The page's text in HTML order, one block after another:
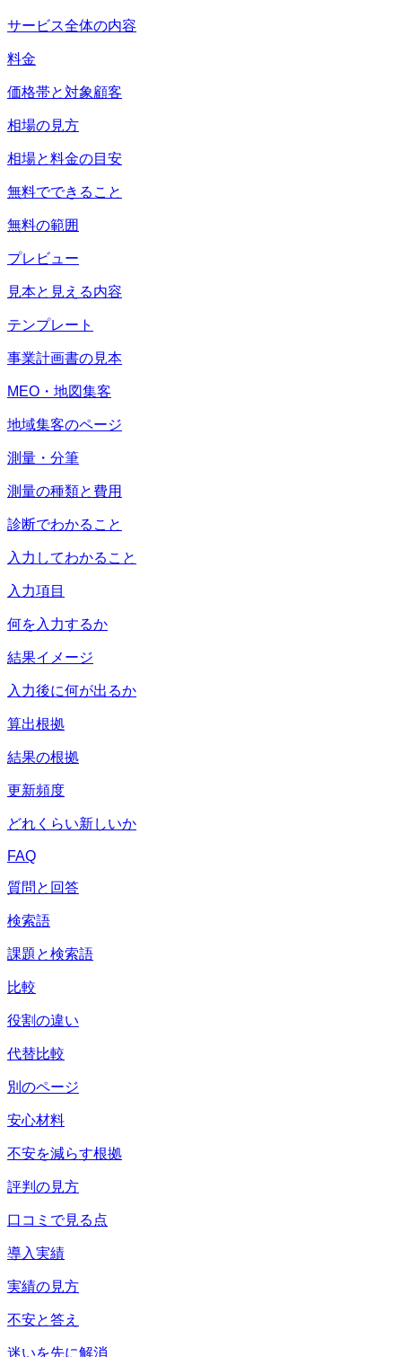
サービス全体の内容
料金
価格帯と対象顧客
相場の見方
相場と料金の目安
無料でできること
無料の範囲
プレビュー
見本と見える内容
テンプレート
事業計画書の見本
MEO・地図集客
地域集客のページ
測量・分筆
測量の種類と費用
診断でわかること
入力してわかること
入力項目
何を入力するか
結果イメージ
入力後に何が出るか
算出根拠
結果の根拠
更新頻度
どれくらい新しいか
FAQ
質問と回答
検索語
課題と検索語
比較
役割の違い
代替比較
別のページ
安心材料
不安を減らす根拠
評判の見方
口コミで見る点
導入実績
実績の見方
不安と答え
迷いを先に解消